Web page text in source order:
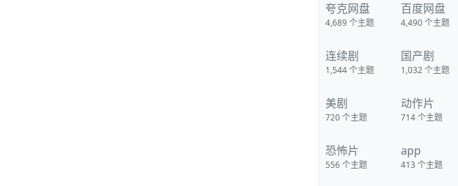
夸克网盘
4,689个主题
百度网盘
4,490个主题
连续剧
1,544个主题
国产剧
1,032个主题
美剧
720个主题
动作片
714个主题
恐怖片
556个主题
app
413个主题